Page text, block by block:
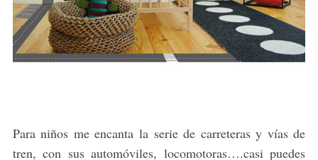
Para niños me encanta la serie de carreteras y vías de
tren, con sus automóviles, locomotoras….casi puedes